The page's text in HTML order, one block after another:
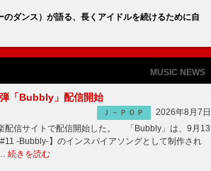
ダンス）が語る、長くアイドルを続けるために自
MUSIC NEWS
「Bubbly」配信開始
Ｊ－ＰＯＰ
2026年8月7日
配信サイトで配信開始した。 「Bubbly」は、9月13
-Bubbly-】のインスパイアソングとして制作され
続きを読む